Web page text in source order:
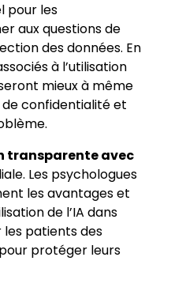
pour les
aux questions de
des données. En
à l’utilisation
mieux à même
confidentialité et
transparente avec
Les psychologues
les avantages et
de l’IA dans
patients des
protéger leurs